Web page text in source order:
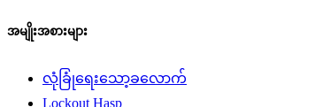
အမျိုးအစားများ
လုံခြုံရေးသော့ခလောက်
Lockout Hasp